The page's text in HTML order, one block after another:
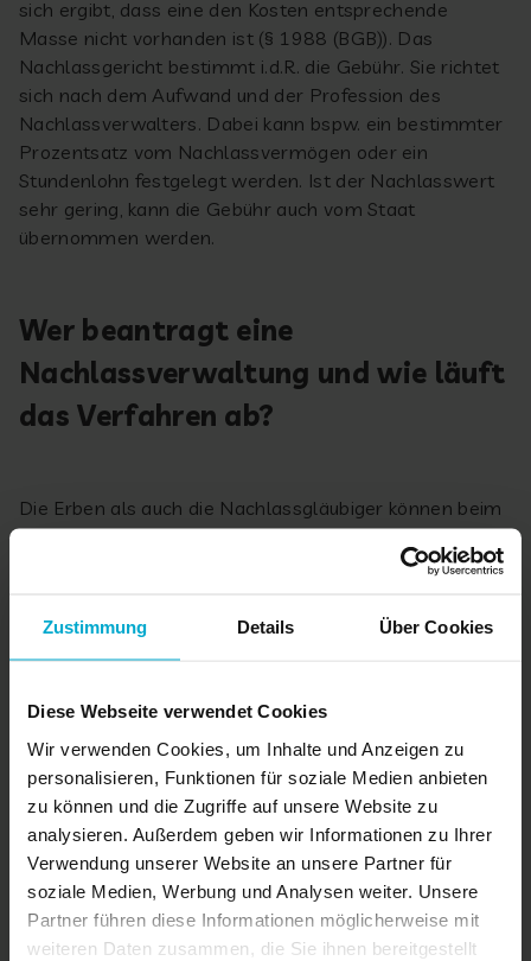
Zustimmung Details Über Cookies
Diese Webseite verwendet Cookies
Wir verwenden Cookies, um Inhalte und Anzeigen zu
personalisieren, Funktionen für soziale Medien anbieten
zu können und die Zugriffe auf unsere Website zu
analysieren. Außerdem geben wir Informationen zu Ihrer
Verwendung unserer Website an unsere Partner für
soziale Medien, Werbung und Analysen weiter. Unsere
Partner führen diese Informationen möglicherweise mit
weiteren Daten zusammen, die Sie ihnen bereitgestellt
sich ergibt, dass eine den Kosten entsprechende
Masse nicht vorhanden ist (§ 1988 (BGB)). Das
Nachlassgericht bestimmt i.d.R. die Gebühr. Sie richtet
sich nach dem Aufwand und der Profession des
Nachlassverwalters. Dabei kann bspw. ein bestimmter
Prozentsatz vom Nachlassvermögen oder ein
Stundenlohn festgelegt werden. Ist der Nachlasswert
sehr gering, kann die Gebühr auch vom Staat
übernommen werden.
Wer beantragt eine
Nachlassverwaltung und wie läuft
das Verfahren ab?
Die Erben als auch die Nachlassgläubiger können beim
zuständigen Nachlassgericht einen Antrag auf
Nachlassverwaltung stellen, wenn die bekannten
Überschuldung) vorliegen. Das Nachlassgericht
Antrag zustimmen und ihn gemeinschaftlich stellen.
nennt den Grund für eine Nachlassverwaltung und
beinhaltet die vollständigen Namen und Wohnorte der
Antragssteller sowie den vollständigen Namen und
den Todestag des Erblassers.
Was passiert mit digitalen